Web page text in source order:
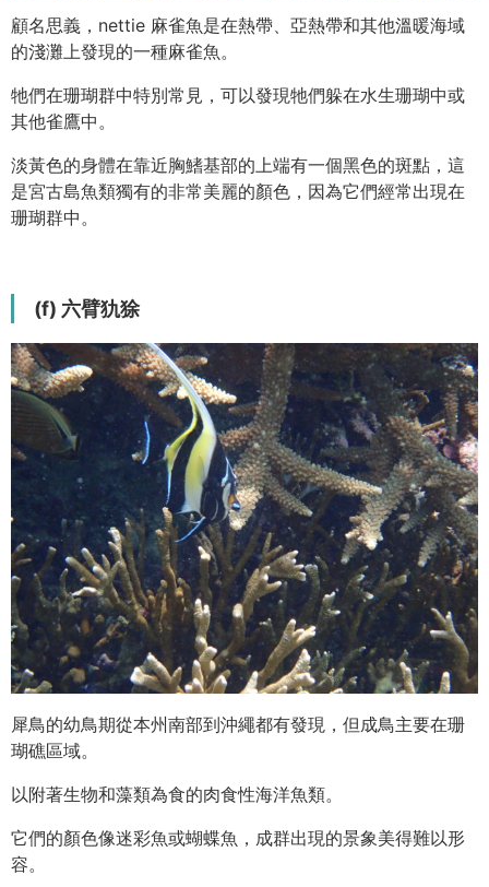
顧名思義，nettie 麻雀魚是在熱帶、亞熱帶和其他溫暖海域
的淺灘上發現的一種麻雀魚。
牠們在珊瑚群中特別常見，可以發現牠們躲在水生珊瑚中或
其他雀鷹中。
淡黃色的身體在靠近胸鰭基部的上端有一個黑色的斑點，這
是宮古島魚類獨有的非常美麗的顏色，因為它們經常出現在
珊瑚群中。
(f) 六臂犰狳
犀鳥的幼鳥期從本州南部到沖繩都有發現，但成鳥主要在珊
瑚礁區域。
以附著生物和藻類為食的肉食性海洋魚類。
它們的顏色像迷彩魚或蝴蝶魚，成群出現的景象美得難以形
容。